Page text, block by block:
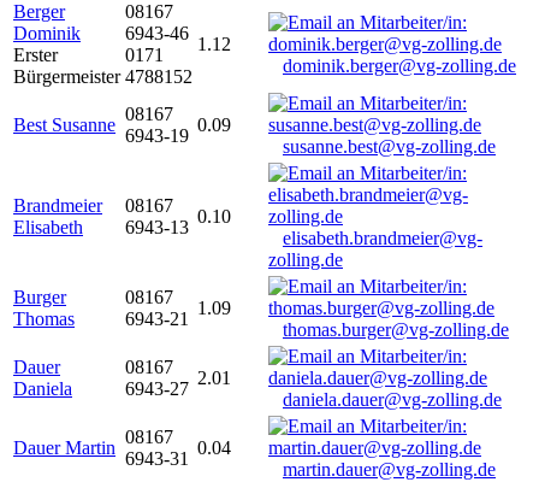
Berger
Dominik
Erster
Bürgermeister
08167
6943-46
0171
4788152
1.12
dominik.berger@vg-zolling.de
Best Susanne
08167
6943-19
0.09
susanne.best@vg-zolling.de
Brandmeier
Elisabeth
08167
6943-13
0.10
elisabeth.brandmeier@vg-
zolling.de
Burger
Thomas
08167
6943-21
1.09
thomas.burger@vg-zolling.de
Dauer
Daniela
08167
6943-27
2.01
daniela.dauer@vg-zolling.de
Dauer Martin
08167
6943-31
0.04
martin.dauer@vg-zolling.de